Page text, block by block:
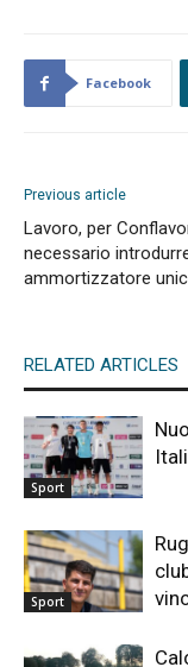
Facebook
Previous article
Lavoro, per
necessario
ammortizzatore
RELATED ARTICLES
Sport
Sport